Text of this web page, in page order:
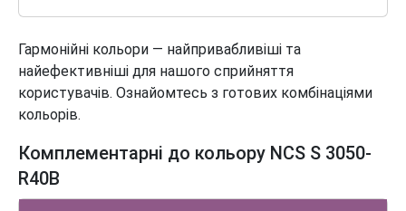
Гармонійні кольори — найпривабливіші та
найефективніші для нашого сприйняття
користувачів. Ознайомтесь з готових комбінаціями
кольорів.
Комплементарні до кольору NCS S 3050-
R40B